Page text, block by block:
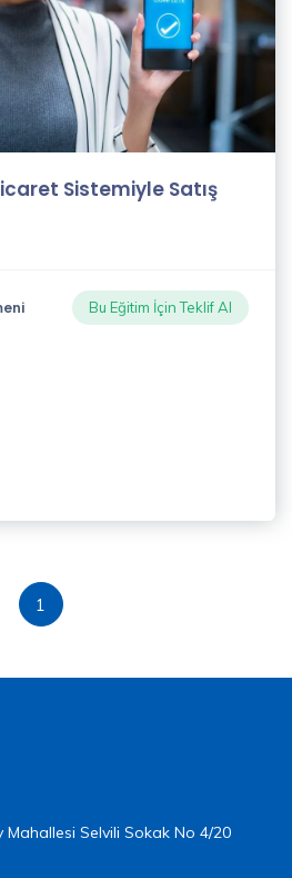
Sistemiyle Satış
Bu Eğitim İçin Teklif Al
1
Selvili Sokak No 4/20